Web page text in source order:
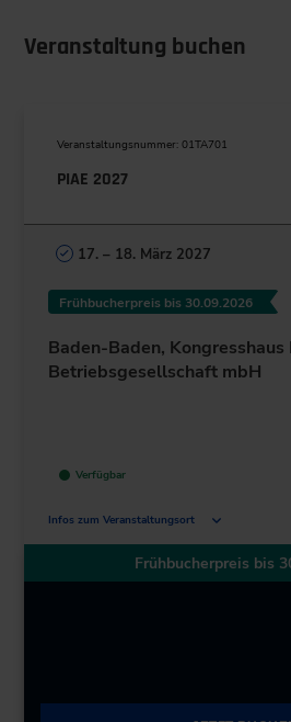
Veranstaltung buchen
Veranstaltungsnummer: 01TA701
PIAE 2027
17. – 18. März 2027
Frühbucherpreis bis 30.09.2026
Baden-Baden,
Betriebsgesellschaft mbH
Verfügbar
Infos zum Veranstaltungsort
Augustaplatz 10
76530 Baden-Baden
Frühbucherpreis bis